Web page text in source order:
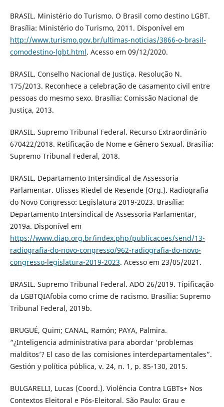
BRASIL. Ministério do Turismo. O Brasil como destino LGBT.
Brasília: Ministério do Turismo, 2011. Disponível em
http://www.turismo.gov.br/ultimas-noticias/3866-o-brasil-
comodestino-lgbt.html. Acesso em 09/12/2020.
BRASIL. Conselho Nacional de Justiça. Resolução N.
175/2013. Reconhece a celebração de casamento civil entre
pessoas do mesmo sexo. Brasília: Comissão Nacional de
Justiça, 2013.
BRASIL. Supremo Tribunal Federal. Recurso Extraordinário
670422/2018. Retificação de Nome e Gênero Sexual. Brasília:
Supremo Tribunal Federal, 2018.
BRASIL. Departamento Intersindical de Assessoria
Parlamentar. Ulisses Riedel de Resende (Org.). Radiografia
do Novo Congresso: Legislatura 2019-2023. Brasília:
Departamento Intersindical de Assessoria Parlamentar,
2019a. Disponível em
https://www.diap.org.br/index.php/publicacoes/send/13-
radiografia-do-novo-congresso/962-radiografia-do-novo-
congresso-legislatura-2019-2023. Acesso em 23/05/2021.
BRASIL. Supremo Tribunal Federal. ADO 26/2019. Tipificação
da LGBTQIAfobia como crime de racismo. Brasília: Supremo
Tribunal Federal, 2019b.
BRUGUÉ, Quim; CANAL, Ramón; PAYA, Palmira.
“¿Inteligencia administrativa para abordar ‘problemas
malditos’? El caso de las comisiones interdepartamentales”.
Gestión y política pública, v. 24, n. 1, p. 85-130, 2015.
BULGARELLI, Lucas (Coord.). Violência Contra LGBTs+ Nos
Contextos Eleitoral e Pós-Eleitoral. São Paulo: Grau e